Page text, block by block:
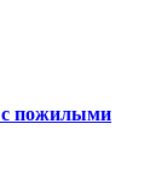
с пожилыми